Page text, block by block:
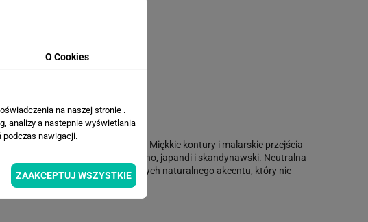
polnymi kwiatami u dołu. Miękkie kontury i malarskie przejścia
znakomicie dopełnia style boho, japandi i skandynawski. Neutralna
wybór dla osób szukających naturalnego akcentu, który nie
O Cookies
na naszej stronie .
analizy a nastepnie wyświetlania
podczas nawigacji.
ZAAKCEPTUJ WSZYSTKIE